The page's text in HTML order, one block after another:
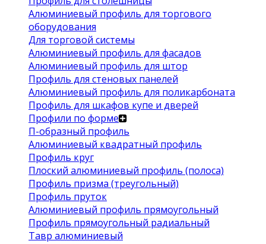
Алюминиевый профиль для торгового
оборудования
Для торговой системы
Алюминиевый профиль для фасадов
Алюминиевый профиль для штор
Профиль для стеновых панелей
Алюминиевый профиль для поликарбоната
Профиль для шкафов купе и дверей
Профили по форме
П-образный профиль
Алюминиевый квадратный профиль
Профиль круг
Плоский алюминиевый профиль (полоса)
Профиль призма (треугольный)
Профиль пруток
Алюминиевый профиль прямоугольный
Профиль прямоугольный радиальный
Тавр алюминиевый